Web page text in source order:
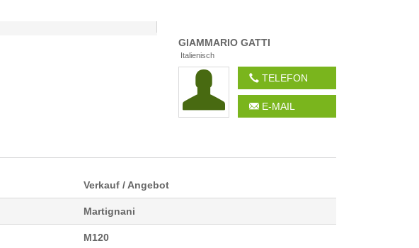
GIAMMARIO GATTI
Italienisch
TELEFON
E-MAIL
Verkauf / Angebot
Martignani
M120
SCAVALLATORE